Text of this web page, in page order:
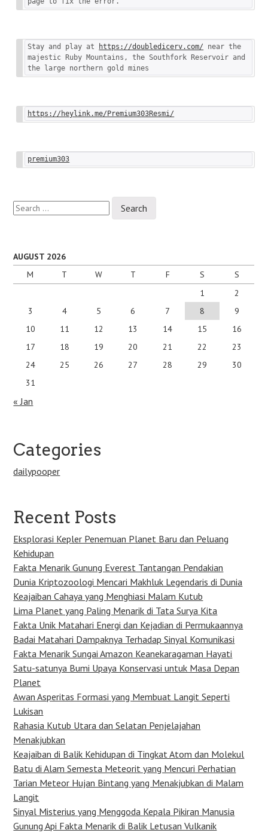
Stay and play at https://doubledicerv.com/ near the
majestic Ruby Mountains, the Southfork Reservoir and
the large northern gold mines
https://heylink.me/Premium303Resmi/
premium303
Search
for:
AUGUST 2026
M
T W T F S
S
1
2
3
4 5 6 7 8
9
10
11 12 13 14 15
16
17
18 19 20 21 22
23
24
25 26 27 28 29
30
31
« Jan
Categories
dailypooper
Recent Posts
Eksplorasi Kepler Penemuan Planet Baru dan Peluang
Kehidupan
Fakta Menarik Gunung Everest Tantangan Pendakian
Dunia Kriptozoologi Mencari Makhluk Legendaris di Dunia
Keajaiban Cahaya yang Menghiasi Malam Kutub
Lima Planet yang Paling Menarik di Tata Surya Kita
Fakta Unik Matahari Energi dan Kejadian di Permukaannya
Badai Matahari Dampaknya Terhadap Sinyal Komunikasi
Fakta Menarik Sungai Amazon Keanekaragaman Hayati
Satu-satunya Bumi Upaya Konservasi untuk Masa Depan
Planet
Awan Asperitas Formasi yang Membuat Langit Seperti
Lukisan
Rahasia Kutub Utara dan Selatan Penjelajahan
Menakjubkan
Keajaiban di Balik Kehidupan di Tingkat Atom dan Molekul
Batu di Alam Semesta Meteorit yang Mencuri Perhatian
Tarian Meteor Hujan Bintang yang Menakjubkan di Malam
Langit
Sinyal Misterius yang Menggoda Kepala Pikiran Manusia
Gunung Api Fakta Menarik di Balik Letusan Vulkanik